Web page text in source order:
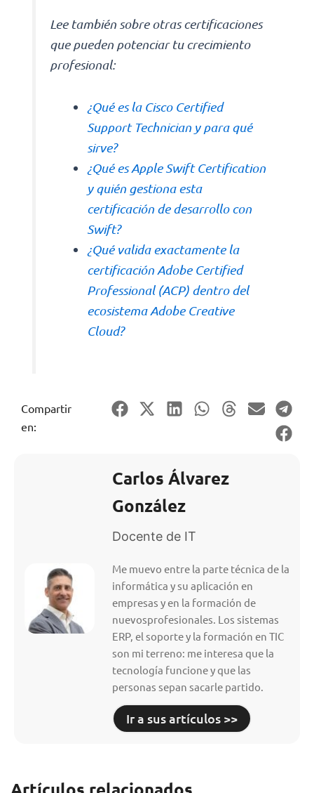
Lee también sobre otras certificaciones
que pueden potenciar tu crecimiento
profesional:
¿Qué es la Cisco Certified
Support Technician y para qué
sirve?
¿Qué es Apple Swift Certification
y quién gestiona esta
certificación de desarrollo con
Swift?
¿Qué valida exactamente la
certificación Adobe Certified
Professional (ACP) dentro del
ecosistema Adobe Creative
Cloud?
Compartir
en:
Carlos Álvarez
González
Docente de IT
Me muevo entre la parte técnica de la
informática y su aplicación en
empresas y en la formación de
nuevosprofesionales. Los sistemas
ERP, el soporte y la formación en TIC
son mi terreno: me interesa que la
tecnología funcione y que las
personas sepan sacarle partido.
Ir a sus artículos >>